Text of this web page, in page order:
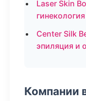
Laser Skin
гинекология
Center Silk
эпиляция и
Компании